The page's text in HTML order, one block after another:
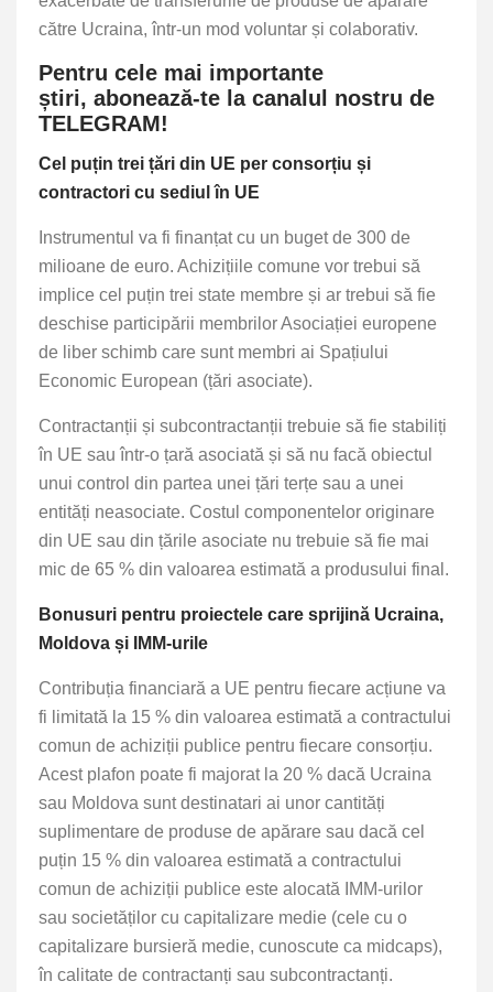
către Ucraina, într-un mod voluntar și colaborativ.
Pentru cele mai importante
știri, abonează-te la canalul nostru de
TELEGRAM!
Cel puțin trei țări din UE per consorțiu și
contractori cu sediul în UE
Instrumentul va fi finanțat cu un buget de 300 de
milioane de euro. Achizițiile comune vor trebui să
implice cel puțin trei state membre și ar trebui să fie
deschise participării membrilor Asociației europene
de liber schimb care sunt membri ai Spațiului
Economic European (țări asociate).
Contractanții și subcontractanții trebuie să fie stabiliți
în UE sau într-o țară asociată și să nu facă obiectul
unui control din partea unei țări terțe sau a unei
entități neasociate. Costul componentelor originare
din UE sau din țările asociate nu trebuie să fie mai
mic de 65 % din valoarea estimată a produsului final.
Bonusuri pentru proiectele care sprijină Ucraina,
Moldova și IMM-urile
Contribuția financiară a UE pentru fiecare acțiune va
fi limitată la 15 % din valoarea estimată a contractului
comun de achiziții publice pentru fiecare consorțiu.
Acest plafon poate fi majorat la 20 % dacă Ucraina
sau Moldova sunt destinatari ai unor cantități
suplimentare de produse de apărare sau dacă cel
puțin 15 % din valoarea estimată a contractului
comun de achiziții publice este alocată IMM-urilor
sau societăților cu capitalizare medie (cele cu o
capitalizare bursieră medie, cunoscute ca midcaps),
în calitate de contractanți sau subcontractanți.